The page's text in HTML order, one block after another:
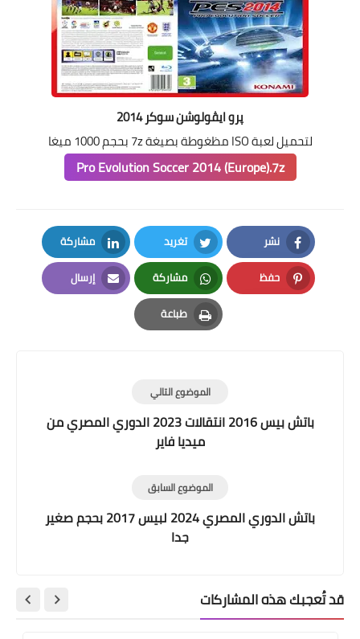
پرو ايڤولوشن سوكر 2014
لتحميل لعبة ISO مظغوطة بصيغة 7z بحجم 1000 ميغا
Pro Evolution Soccer 2014 (Europe).7z
نشر
Facebook
تغريد
Twitter
مشاركة
LinkedIn
حفظ
Pinterest
مشاركة
Whatsapp
إرسال
Email
طباعة
Print
الموضوع التالي
باتش بيس 2016 انتقالات 2023 الدوري المصري من
ميديا فاير
الموضوع السابق
باتش الدوري المصري 2024 لبيس 2017 بحجم صغير
جدا
قد تُعجبك هذه المشاركات